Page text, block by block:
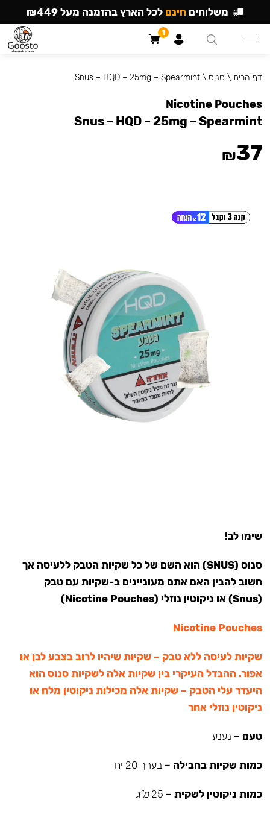
שימו לב!
סנוס (SNUS) הוא השם של כל שקיות הטבק ללעיסה אך
חשוב להבין האם אתם מעוניינים ב-שקיות עם טבק
(Snus) או ניקוטין נוזלי (Nicotine Pouches)
Nicotine Pouches
שקיות לעיסה ללא טבק – שקיות שיהיו לרוב בצבע לבן או
אפור. ההבדל העיקרי בין שקיות אלה לשקיות סנוס הוא
היעדר עלי הטבק – שקיות אלה מכילות ניקוטין מלח או
ניקוטין נוזלי אחר
טעם – נענע
כמות שקיות בחבילה – בערך 20 יח
כמות ניקוטין לשקית – מ”ג
דף הבית \ סנוס \
Snus – HQD – 25mg – Spearmint
Nicotine Pouches
Snus – HQD – 25mg – Spearmint
₪37
משלוחים חינם לכל הארץ בהזמנה מעל ₪449
1